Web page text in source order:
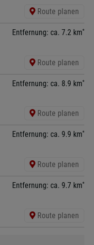
Route planen
Entfernung: ca. 7.2 km*
Route planen
Entfernung: ca. 8.9 km*
Route planen
Entfernung: ca. 9.9 km*
Route planen
Entfernung: ca. 9.7 km*
Route planen